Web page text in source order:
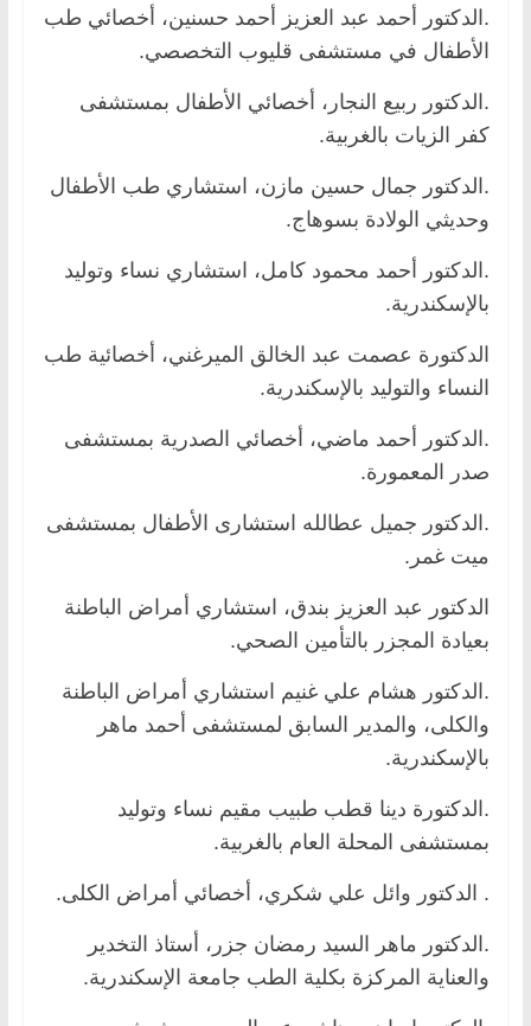
.الدكتور أحمد عبد العزيز أحمد حسنين، أخصائي طب
الأطفال في مستشفى قليوب التخصصي.
.الدكتور ربيع النجار، أخصائي الأطفال بمستشفى
كفر الزيات بالغربية.
.الدكتور جمال حسين مازن، استشاري طب الأطفال
وحديثي الولادة بسوهاج.
.الدكتور أحمد محمود كامل، استشاري نساء وتوليد
بالإسكندرية.
الدكتورة عصمت عبد الخالق الميرغني، أخصائية طب
النساء والتوليد بالإسكندرية.
.الدكتور أحمد ماضي، أخصائي الصدرية بمستشفى
صدر المعمورة.
.الدكتور جميل عطالله استشارى الأطفال بمستشفى
ميت غمر.
الدكتور عبد العزيز بندق، استشاري أمراض الباطنة
بعيادة المجزر بالتأمين الصحي.
.الدكتور هشام علي غنيم استشاري أمراض الباطنة
والكلى، والمدير السابق لمستشفى أحمد ماهر
بالإسكندرية.
.الدكتورة دينا قطب طبيب مقيم نساء وتوليد
بمستشفى المحلة العام بالغربية.
. الدكتور وائل علي شكري، أخصائي أمراض الكلى.
.الدكتور ماهر السيد رمضان جزر، أستاذ التخدير
والعناية المركزة بكلية الطب جامعة الإسكندرية.